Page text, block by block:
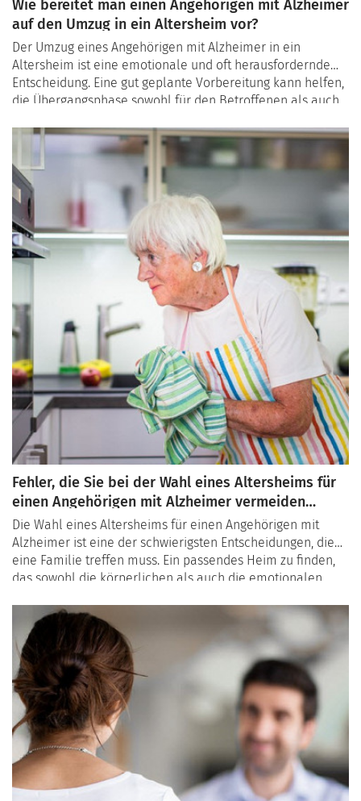
Wie bereitet man einen Angehörigen mit Alzheimer
auf den Umzug in ein Altersheim vor?
Der Umzug eines Angehörigen mit Alzheimer in ein
Altersheim ist eine emotionale und oft herausfordernde
Entscheidung. Eine gut geplante Vorbereitung kann helfen,
die Übergangsphase sowohl für den Betroffenen als auch
Sie, wie Sie die Übergangsphase gestalten können, um die
Anpassung an die neue Umgebung so angenehm wie
möglich zu machen.
Fehler, die Sie bei der Wahl eines Altersheims für
einen Angehörigen mit Alzheimer vermeiden
sollten
Die Wahl eines Altersheims für einen Angehörigen mit
Alzheimer ist eine der schwierigsten Entscheidungen, die
eine Familie treffen muss. Ein passendes Heim zu finden,
das sowohl die körperlichen als auch die emotionalen
diesem Artikel erfahren Sie, welche Fehler Sie vermeiden
sollten, um die beste Entscheidung zu treffen, und erhalten
Tipps, wie Sie die richtige Einrichtung finden.